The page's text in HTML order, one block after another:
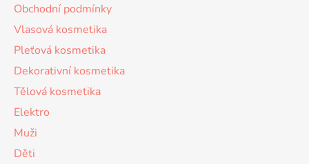
Obchodní podmínky
Vlasová kosmetika
Pleťová kosmetika
Dekorativní kosmetika
Tělová kosmetika
Elektro
Muži
Děti